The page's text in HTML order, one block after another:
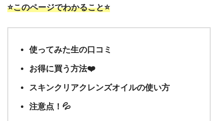
⭐️このページでわかること⭐️
使ってみた生の口コミ
お得に買う方法❤️
スキンクリアクレンズオイルの使い方
注意点！💦